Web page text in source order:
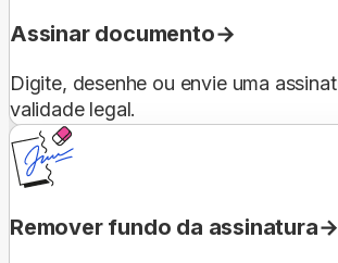
Assinar documento
Digite, desenhe ou envie uma
validade legal.
Remover fundo da assinatura